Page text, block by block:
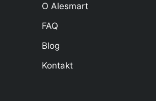
O Alesmart
FAQ
Blog
Kontakt